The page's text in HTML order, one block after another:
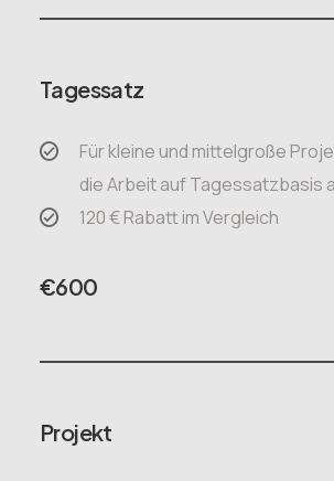
Tagessatz
Für kleine und mittelgroße
die Arbeit auf Tagessatzbasis
120 € Rabatt im Vergleich
€600
Projekt